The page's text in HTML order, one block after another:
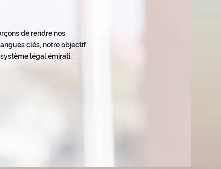
de rendre nos
clés, notre objectif
légal émirati.